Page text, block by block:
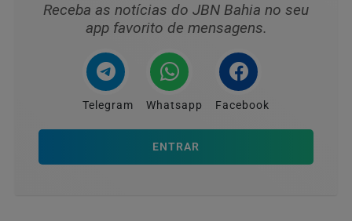
Receba as notícias do JBN Bahia no seu
app favorito de mensagens.
Telegram Whatsapp Facebook
ENTRAR